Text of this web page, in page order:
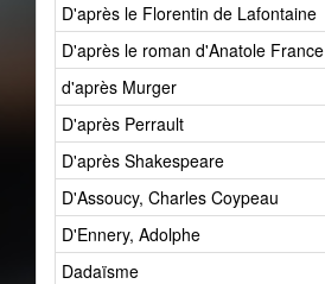
D'après le Florentin de Lafontaine
D'après le roman d'Anatole France
d'après Murger
D'après Perrault
D'après Shakespeare
D'Assoucy, Charles Coypeau
D'Ennery, Adolphe
Dadaïsme